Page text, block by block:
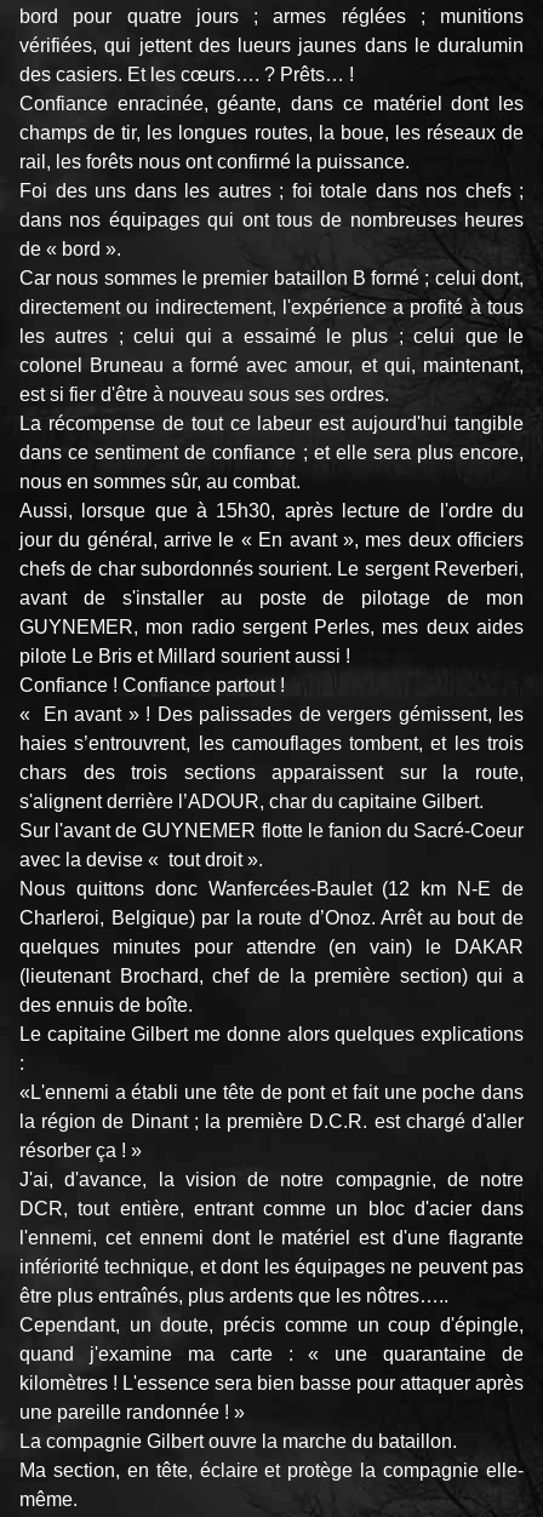
bord pour quatre jours ; armes réglées ; munitions
vérifiées, qui jettent des lueurs jaunes dans le duralumin
des casiers. Et les cœurs…. ? Prêts… !
Confiance enracinée, géante, dans ce matériel dont les
champs de tir, les longues routes, la boue, les réseaux de
rail, les forêts nous ont confirmé la puissance.
Foi des uns dans les autres ; foi totale dans nos chefs ;
dans nos équipages qui ont tous de nombreuses heures
de « bord ».
Car nous sommes le premier bataillon B formé ; celui dont,
directement ou indirectement, l'expérience a profité à tous
les autres ; celui qui a essaimé le plus ; celui que le
colonel Bruneau a formé avec amour, et qui, maintenant,
est si fier d'être à nouveau sous ses ordres.
La récompense de tout ce labeur est aujourd'hui tangible
dans ce sentiment de confiance ; et elle sera plus encore,
nous en sommes sûr, au combat.
Aussi, lorsque que à 15h30, après lecture de l'ordre du
jour du général, arrive le « En avant », mes deux officiers
chefs de char subordonnés sourient. Le sergent Reverberi,
avant de s'installer au poste de pilotage de mon
GUYNEMER, mon radio sergent Perles, mes deux aides
pilote Le Bris et Millard sourient aussi !
Confiance ! Confiance partout !
« En avant » ! Des palissades de vergers gémissent, les
haies s’entrouvrent, les camouflages tombent, et les trois
chars des trois sections apparaissent sur la route,
s'alignent derrière l’ADOUR, char du capitaine Gilbert.
Sur l'avant de GUYNEMER flotte le fanion du Sacré-Coeur
avec la devise « tout droit ».
Nous quittons donc Wanfercées-Baulet (12 km N-E de
Charleroi, Belgique) par la route d’Onoz. Arrêt au bout de
quelques minutes pour attendre (en vain) le DAKAR
(lieutenant Brochard, chef de la première section) qui a
des ennuis de boîte.
Le capitaine Gilbert me donne alors quelques explications
:
«L'ennemi a établi une tête de pont et fait une poche dans
la région de Dinant ; la première D.C.R. est chargé d'aller
résorber ça ! »
J'ai, d'avance, la vision de notre compagnie, de notre
DCR, tout entière, entrant comme un bloc d'acier dans
l'ennemi, cet ennemi dont le matériel est d'une flagrante
infériorité technique, et dont les équipages ne peuvent pas
être plus entraînés, plus ardents que les nôtres…..
Cependant, un doute, précis comme un coup d'épingle,
quand j'examine ma carte : « une quarantaine de
kilomètres ! L'essence sera bien basse pour attaquer après
une pareille randonnée ! »
La compagnie Gilbert ouvre la marche du bataillon.
Ma section, en tête, éclaire et protège la compagnie elle-
même.